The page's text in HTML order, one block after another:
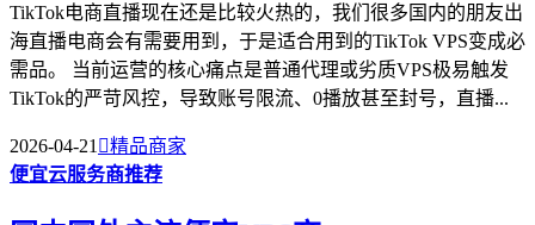
TikTok电商直播现在还是比较火热的，我们很多国内的朋友出
海直播电商会有需要用到，于是适合用到的TikTok VPS变成必
需品。​ 当前运营的核心痛点是普通代理或劣质VPS极易触发
TikTok的严苛风控，导致账号限流、0播放甚至封号，直播...
2026-04-21 精品商家
便宜云服务商推荐